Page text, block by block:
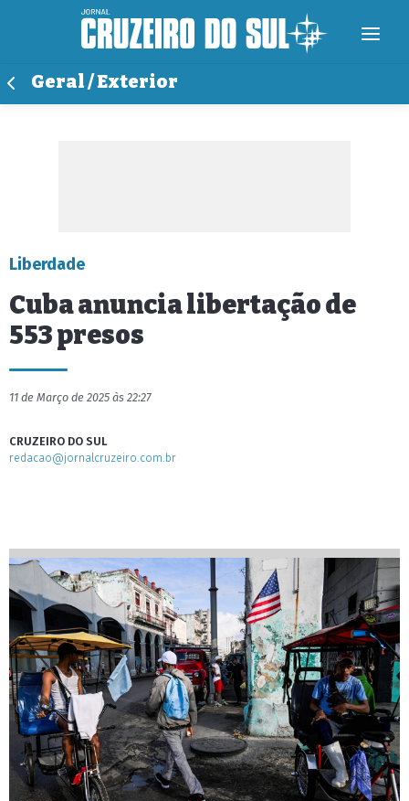
Geral / Exterior
Liberdade
Cuba anuncia libertação de
553 presos
11 de Março de 2025 às 22:27
CRUZEIRO DO SUL
redacao@jornalcruzeiro.com.br